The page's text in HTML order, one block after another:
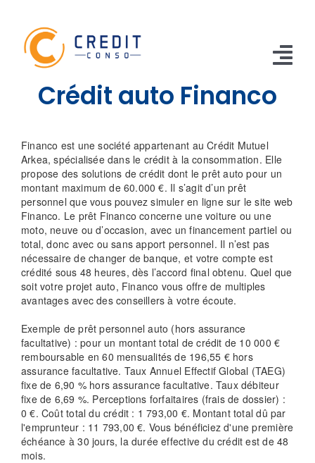
content
TRAVAUX
VOITURE
PERSO
RENOUVELABLE
RACHAT CREDIT
Crédit auto Financo
Financo est une société appartenant au Crédit Mutuel
Arkea, spécialisée dans le crédit à la consommation. Elle
propose des solutions de crédit dont le prêt auto pour un
montant maximum de 60.000 €. Il s’agit d’un prêt
personnel que vous pouvez simuler en ligne sur le site web
Financo. Le prêt Financo concerne une voiture ou une
moto, neuve ou d’occasion, avec un financement partiel ou
total, donc avec ou sans apport personnel. Il n’est pas
nécessaire de changer de banque, et votre compte est
crédité sous 48 heures, dès l’accord final obtenu. Quel que
soit votre projet auto, Financo vous offre de multiples
avantages avec des conseillers à votre écoute.
Exemple de prêt personnel auto (hors assurance
facultative) : pour un montant total de crédit de 10 000 €
remboursable en 60 mensualités de 196,55 € hors
assurance facultative. Taux Annuel Effectif Global (TAEG)
fixe de 6,90 % hors assurance facultative. Taux débiteur
fixe de 6,69 %. Perceptions forfaitaires (frais de dossier) :
0 €. Coût total du crédit : 1 793,00 €. Montant total dû par
l'emprunteur : 11 793,00 €. Vous bénéficiez d'une première
échéance à 30 jours, la durée effective du crédit est de 48
mois.